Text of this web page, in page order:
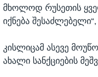
მხოლოდ რუსეთის
იქნება
კისლიცამ ასევე
ახალი სანქციების